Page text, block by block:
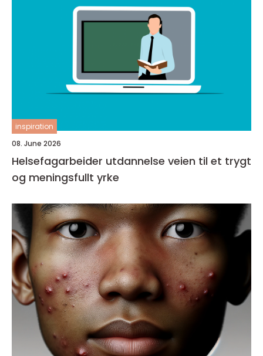
inspiration
08. June 2026
Helsefagarbeider utdannelse veien til et trygt
og meningsfullt yrke